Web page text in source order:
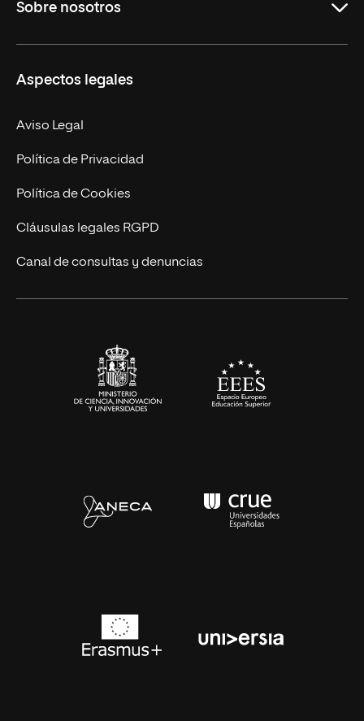
Másteres Oficiales
Doctorados
Experto Universitario
Postgrados
Cursos Universitarios
Sobre nosotros
Facultades
Nuestro Equipo
Trabaja en UNIR
Actualidad
UNIR Revista
Eventos
Aspectos legales
Aviso Legal
Política de Privacidad
Política de Cookies
Cláusulas legales RGPD
Canal de consultas y denuncias